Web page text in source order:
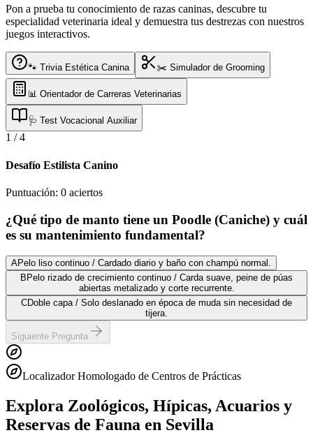
Pon a prueba tu conocimiento de razas caninas, descubre tu
especialidad veterinaria ideal y demuestra tus destrezas con nuestros
juegos interactivos.
🐾 Trivia Estética Canina ✂️ Simulador de Grooming
📊 Orientador de Carreras Veterinarias
🩺 Test Vocacional Auxiliar
1 /4
Desafío Estilista Canino
Puntuación: 0 aciertos
¿Qué tipo de manto tiene un Poodle (Caniche) y cuál
es su mantenimiento fundamental?
APelo liso continuo / Cardado diario y baño con champú normal.
B Pelo rizado de crecimiento continuo / Carda suave, peine de púas
abiertas metalizado y corte recurrente.
CDoble capa / Solo deslanado en época de muda sin necesidad de
tijera.
Siguiente Pregunta
Localizador Homologado de Centros de Prácticas
Explora Zoológicos, Hípicas, Acuarios y
Reservas de Fauna en Sevilla